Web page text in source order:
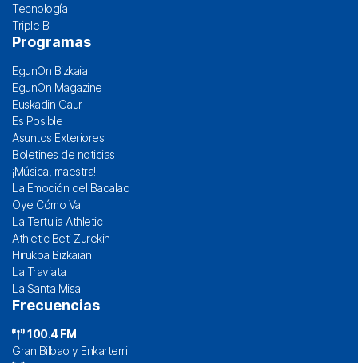
Tecnología
Triple B
Programas
EgunOn Bizkaia
EgunOn Magazine
Euskadin Gaur
Es Posible
Asuntos Exteriores
Boletines de noticias
¡Música, maestra!
La Emoción del Bacalao
Oye Cómo Va
La Tertulia Athletic
Athletic Beti Zurekin
Hirukoa Bizkaian
La Traviata
La Santa Misa
Frecuencias
100.4 FM
Gran Bilbao y Enkarterri